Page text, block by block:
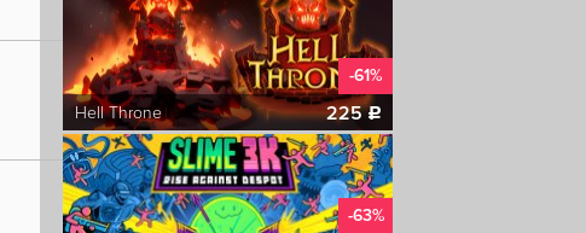
-61%
Hell Throne
225c
-63%